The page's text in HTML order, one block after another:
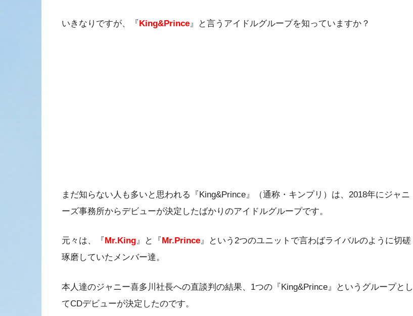
いきなりですが、『King&Prince』と言うアイドルグループを知っていますか？
まだ知らない人も多いと思われる『King&Prince』（通称・キンプリ）は、2018年にジャニ
ーズ事務所からデビューが決定したばかりのアイドルグループです。
元々は、『 Mr.King』と『 Mr.Prince』という2つのユニットで言わばライバルのように切磋
琢磨していたメンバー達。
本人達のジャニー喜多川社長への直談判の結果、1つの『King&Prince』というグループとし
てCDデビューが決定したのです。